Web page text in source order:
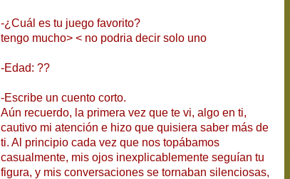
-¿Cuál es tu juego favorito?
tengo mucho> < no podria decir solo uno
-Edad: ??
-Escribe un cuento corto.
Aún recuerdo, la primera vez que te vi, algo en ti,
cautivo mi atención e hizo que quisiera saber más de
ti. Al principio cada vez que nos topábamos
casualmente, mis ojos inexplicablemente seguían tu
figura, y mis conversaciones se tornaban silenciosas,